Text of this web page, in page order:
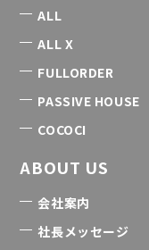
ALL
ALL X
FULLORDER
PASSIVE HOUSE
COCOCI
ABOUT US
会社案内
社長メッセージ